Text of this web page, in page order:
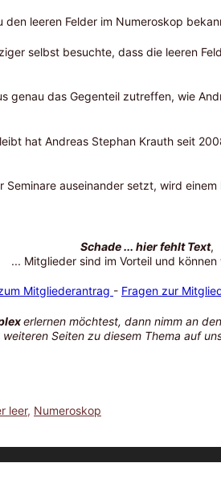
den leeren Felder im Numeroskop
selbst besuchte, dass die leeren
das Gegenteil zutreffen, wie
hat Andreas Stephan Krauth seit
auseinander setzt, wird
Schade ... hier fehlt Text,
... Mitglieder sind im Vorteil und können
Mitgliederantrag - Fragen zur
erlernen möchtest, dann nimm an
weiteren Seiten zu diesem Thema auf
leer, Numeroskop